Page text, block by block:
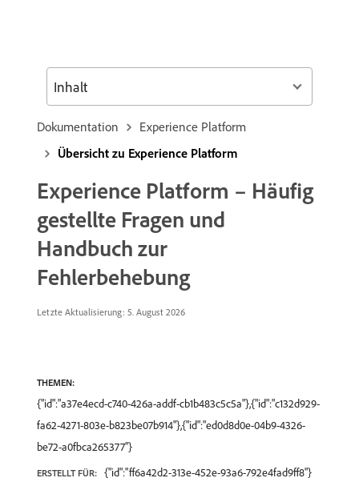
Dokumentation
Experience Platform
Übersicht zu Experience Platform
Experience Platform – Häufig
gestellte Fragen und
Handbuch zur
Fehlerbehebung
Letzte Aktualisierung: 5. August 2026
THEMEN:
{"id":"a37e4ecd-c740-426a-addf-cb1b483c5c5a"},{"id":"c132d929-
fa62-4271-803e-b823be07b914"},{"id":"ed0d8d0e-04b9-4326-
be72-a0fbca265377"}
ERSTELLT FÜR: {"id":"ff6a42d2-313e-452e-93a6-792e4fad9ff8"}
Inhalt